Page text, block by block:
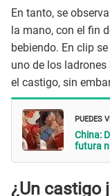
En tanto, se
la mano, con el fin
bebiendo. En clip
uno de los
el castigo, sin
PUEDES
China:
futura
¿Un castigo